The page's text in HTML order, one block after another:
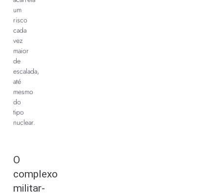
um
risco
cada
vez
maior
de
escalada,
até
mesmo
do
tipo
nuclear.
O
complexo
militar-